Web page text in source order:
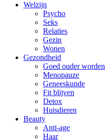
Welzijn
Psycho
Seks
Relaties
Gezin
Wonen
Gezondheid
Goed ouder worden
Menopauze
Geneeskunde
Fit blijven
Detox
Huisdieren
Beauty
Anti-age
Haar